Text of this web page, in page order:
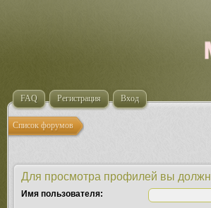
FAQ Регистрация Вход
Список форумов
Для просмотра профилей вы
Имя пользователя: